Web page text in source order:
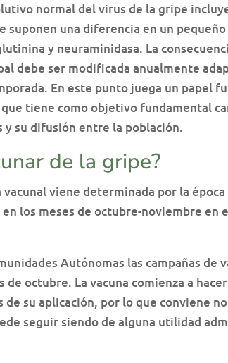
normal del virus de la gripe
suponen una diferencia en un
y neuraminidasa. La
debe ser modificada anualmente
En este punto juega un papel
tiene como objetivo fundamental
su difusión entre la población.
de la gripe?
vacunal viene determinada por la
los meses de octubre-noviembre en
Autónomas las campañas de
octubre. La vacuna comienza a
de su aplicación, por lo que conviene
seguir siendo de alguna utilidad